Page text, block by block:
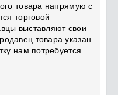
товара напрямую с
торговой
выставляют свои
товара указан
нам потребуется